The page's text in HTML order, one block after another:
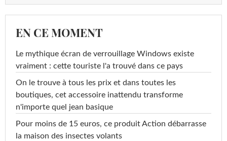
EN CE MOMENT
Le mythique écran de verrouillage Windows existe
vraiment : cette touriste l'a trouvé dans ce pays
On le trouve à tous les prix et dans toutes les
boutiques, cet accessoire inattendu transforme
n'importe quel jean basique
Pour moins de 15 euros, ce produit Action débarrasse
la maison des insectes volants